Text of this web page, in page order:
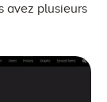
avez plusieurs